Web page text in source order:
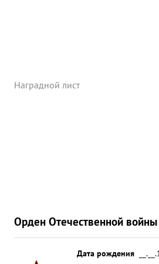
1943 года когда был прорван
под его же командованием 55
Наградной лист
Орден Отечественной войны
Дата рождения